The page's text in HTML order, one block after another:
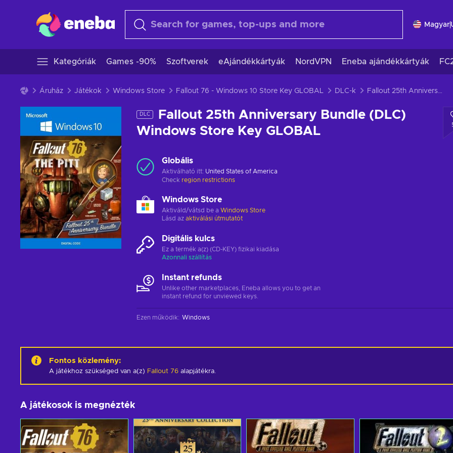
Magyar
Kategóriák Games -90% Szoftverek eAjándékkártyák NordVPN Eneba ajándékkártyák
Áruház Játékok Windows Store Fallout 76 - Windows 10 Store Key GLOBAL DLC-k Fallout 25th Anniversary Bundle (DLC) Windows Store Key GLOBAL
DLC
Fallout 25th Anniversary Bundle (DLC)
Windows Store Key GLOBAL
Globális
Aktiválható itt: United States of America
Check region restrictions
Windows Store
Aktiváld/vátsd be a Windows Store
Lásd az aktiválási útmutatót
Digitális kulcs
Ez a termék a(z) (CD-KEY) fizikai kiadása
Azonnali szállítás
Instant refunds
Unlike other marketplaces, Eneba allows you to get an
instant refund for unviewed keys.
Ezen működik: Windows
Fontos közlemény:
A játékhoz szükséged van a(z) Fallout 76 alapjátékra.
A játékosok is megnézték